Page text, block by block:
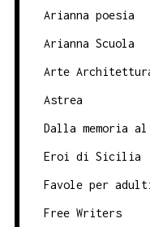
Arianna poesia
Arianna Scuola
Arte
Astrea
Dalla memoria
Eroi di Sicilia
Favole per
Free Writers